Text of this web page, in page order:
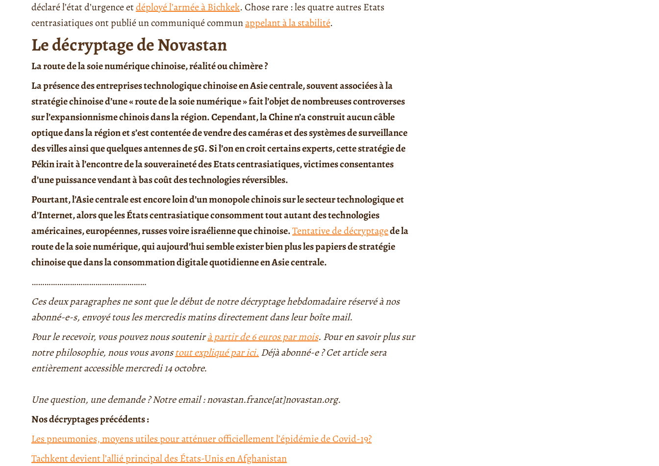
déclaré l’état d’urgence etdéployé l’armée à Bichkek. Chose rare : les quatre autres Etats
centrasiatiques ont publié un communiqué communappelant à la stabilité.
Le décryptage de Novastan
La route de la soie numérique chinoise, réalité ou chimère ?
La présence des entreprises technologique chinoise en Asie centrale, souvent associées à la
stratégie chinoise d’une « route de la soie numérique » fait l’objet de nombreuses controverses
sur l’expansionnisme chinois dans la région. Cependant, la Chine n’a construit aucun câble
optique dans la région et s’est contentée de vendre des caméras et des systèmes de surveillance
des villes ainsi que quelques antennes de 5G. Si l’on en croit certains experts, cette stratégie de
Pékin irait à l’encontre de la souveraineté des Etats centrasiatiques, victimes consentantes
d’une puissance vendant à bas coût des technologies réversibles.
Pourtant, l’Asie centrale est encore loin d’un monopole chinois sur le secteur technologique et
d’Internet, alors que les États centrasiatique consomment tout autant des technologies
américaines, européennes, russes voire israélienne que chinoise.Tentative de décryptagede la
route de la soie numérique, qui aujourd’hui semble exister bien plus les papiers de stratégie
chinoise que dans la consommation digitale quotidienne en Asie centrale.
………………………………………………
Ces deux paragraphes ne sont que le début de notre décryptage hebdomadaire réservé à nos
abonné-e-s, envoyé tous les mercredis matins directement dans leur boîte mail.
Pour le recevoir, vous pouvez nous soutenirà partir de 6 euros par mois. Pour en savoir plus sur
notre philosophie, nous vous avonstout expliqué par ici. Déjà abonné-e ? Cet article sera
entièrement accessible mercredi 14 octobre.
Une question, une demande ? Notre email : novastan.france[at]novastan.org.
Nos décryptages précédents :
Les pneumonies, moyens utiles pour atténuer officiellement l’épidémie de Covid-19?
Tachkent devient l’allié principal des États-Unis en Afghanistan